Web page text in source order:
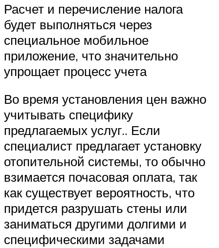
Расчет и перечисление налога
будет выполняться через
специальное мобильное
приложение, что значительно
упрощает процесс учета
Во время установления цен важно
учитывать специфику
предлагаемых услуг.. Если
специалист предлагает установку
отопительной системы, то обычно
взимается почасовая оплата, так
как существует вероятность, что
придется разрушать стены или
заниматься другими долгими и
специфическими задачами